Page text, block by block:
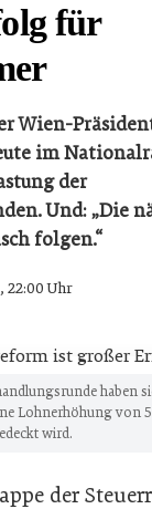
für
Wien-
im
der
Und: „Die
folgen.“
22:00 Uhr
haben
Lohnerhöhung von
wird.
der